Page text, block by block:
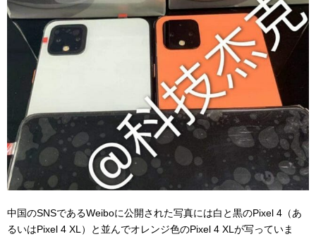
中国のSNSであるWeiboに公開された写真には白と黒のPixel 4（あ
るいはPixel 4 XL）と並んでオレンジ色のPixel 4 XLが写っていま